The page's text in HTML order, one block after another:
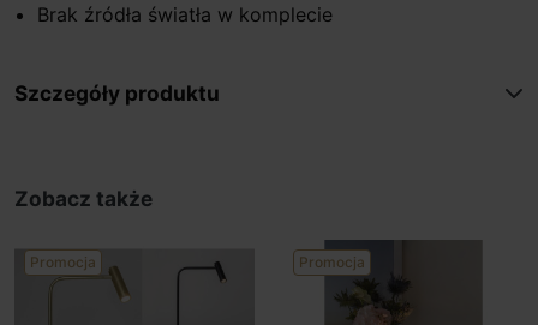
Brak źródła światła w komplecie
Szczegóły produktu
Zobacz także
Promocja Promocja